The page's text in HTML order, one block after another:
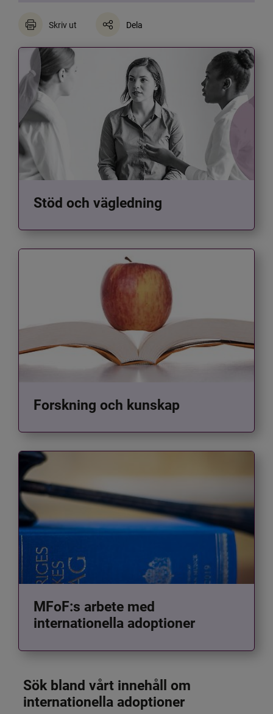
Skriv ut Dela
Stöd och vägledning
Forskning och kunskap
MFoF:s arbete med
internationella adoptioner
Sök bland vårt innehåll om
internationella adoptioner